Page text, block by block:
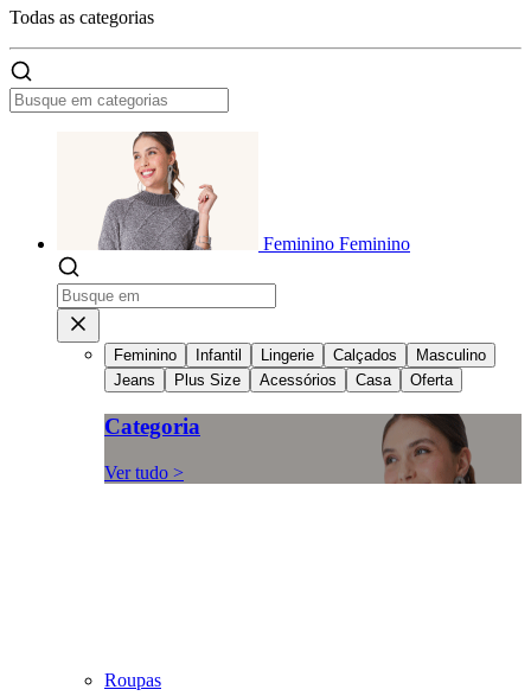
Todas as categorias
Feminino Feminino
Feminino Infantil Lingerie Calçados
Masculino
Jeans
Plus Size Acessórios Casa Oferta
Categoria
Ver tudo >
Roupas